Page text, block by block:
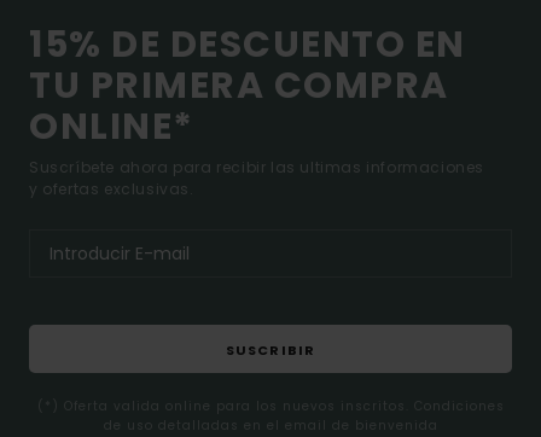
15% DE DESCUENTO EN
TU PRIMERA COMPRA
ONLINE*
Suscríbete ahora para recibir las ultimas informaciones
y ofertas exclusivas.
SUSCRIBIR
(*) Oferta valida online para los nuevos inscritos. Condiciones
de uso detalladas en el email de bienvenida